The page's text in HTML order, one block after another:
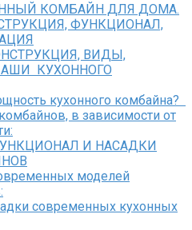
КОМБАЙН ДЛЯ ДОМА.
ФУНКЦИОНАЛ,
ВИДЫ,
КУХОННОГО
кухонного комбайна?
в зависимости от
И НАСАДКИ
моделей
современных кухонных